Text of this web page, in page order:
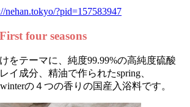
nehan.tokyo/?pid=157583947
four seasons
をテーマに、純度99.99%の高純度硫酸
イ成分、精油で作られたspring、
の４つの香りの国産入浴料です。